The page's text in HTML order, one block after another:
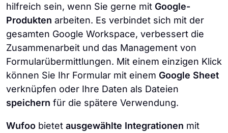
hilfreich sein, wenn Sie gerne mit Google-
Produkten arbeiten. Es verbindet sich mit der
gesamten Google Workspace, verbessert die
Zusammenarbeit und das Management von
Formularübermittlungen. Mit einem einzigen Klick
können Sie Ihr Formular mit einem Google Sheet
verknüpfen oder Ihre Daten als Dateien
speichern für die spätere Verwendung.
Wufoo bietet ausgewählte Integrationen mit